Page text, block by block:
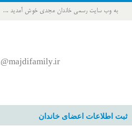
به وب سایت رسمی خاندان مجدی خوش آمدید ...
ثبت اطلاعات اعضای خاندان